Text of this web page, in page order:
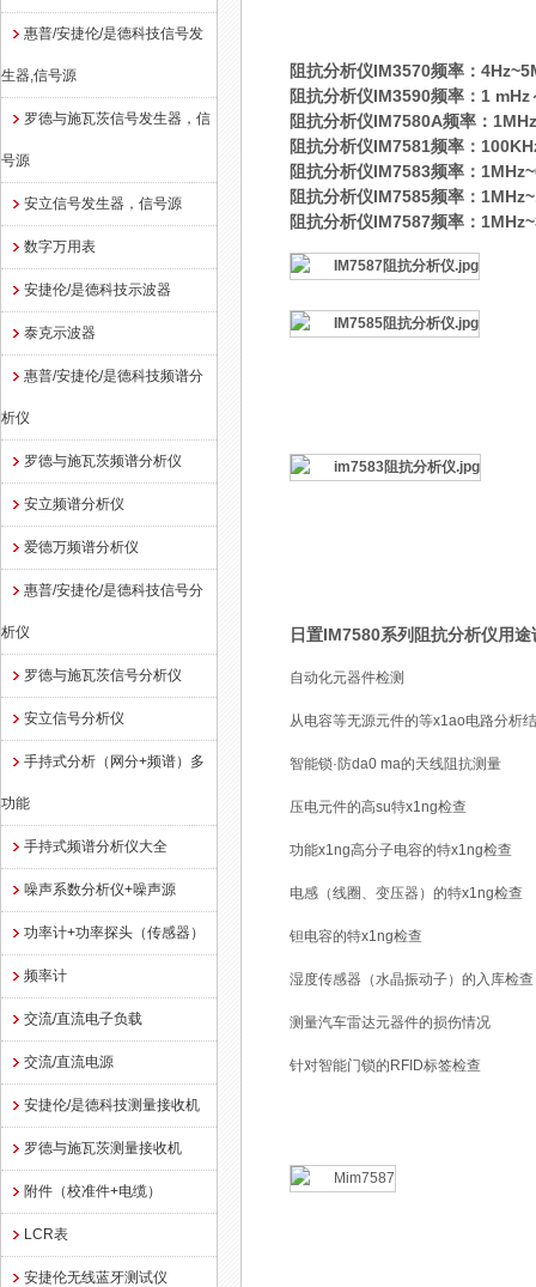
惠普/安捷伦/是德科技信号发
生器,信号源
罗德与施瓦茨信号发生器，信
号源
安立信号发生器，信号源
数字万用表
安捷伦/是德科技示波器
泰克示波器
惠普/安捷伦/是德科技频谱分
析仪
罗德与施瓦茨频谱分析仪
安立频谱分析仪
爱德万频谱分析仪
惠普/安捷伦/是德科技信号分
析仪
罗德与施瓦茨信号分析仪
安立信号分析仪
手持式分析（网分+频谱）多
功能
手持式频谱分析仪大全
噪声系数分析仪+噪声源
功率计+功率探头（传感器）
频率计
交流/直流电子负载
交流/直流电源
安捷伦/是德科技测量接收机
罗德与施瓦茨测量接收机
附件（校准件+电缆）
LCR表
安捷伦无线蓝牙测试仪
阻抗分析仪IM3570频率：4Hz
阻抗分析仪IM3590频率：1
阻抗分析仪IM7580A频率：
阻抗分析仪IM7581频率：
阻抗分析仪IM7583频率：
阻抗分析仪IM7585频率：
阻抗分析仪IM7587频率：
日置IM7580系列阻抗分析仪用途
自动化元器件检测
从电容等无源元件的等x1ao电路分析
智能锁·防da0 ma的天线阻抗测量
压电元件的高su特x1ng检查
功能x1ng高分子电容的特x1ng检查
电感（线圈、变压器）的特x1ng检查
钽电容的特x1ng检查
湿度传感器（水晶振动子）的入库检查
测量汽车雷达元器件的损伤情况
针对智能门锁的RFID标签检查